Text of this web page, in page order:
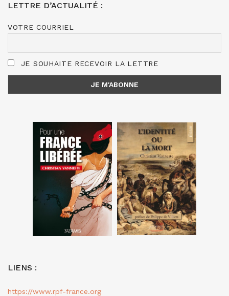
LETTRE D’ACTUALITÉ :
VOTRE COURRIEL
JE SOUHAITE RECEVOIR LA LETTRE
LIENS :
https://www.rpf-france.org